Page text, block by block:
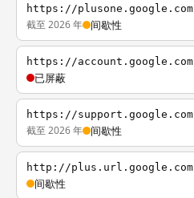
https://plusone.google.com
截至 2026 年 间歇性
https://account.google.com
已屏蔽
https://support.google.com
截至 2026 年 间歇性
http://plus.url.google.com
间歇性